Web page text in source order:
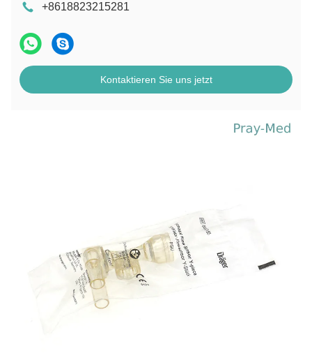
+8618823215281
Kontaktieren Sie uns jetzt